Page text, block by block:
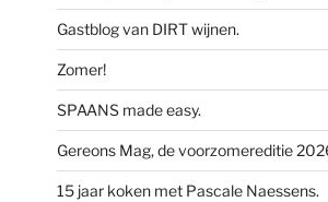
Gastblog van DIRT wijnen.
Zomer!
SPAANS made easy.
Gereons Mag, de voorzomereditie
15 jaar koken met Pascale Naessens.